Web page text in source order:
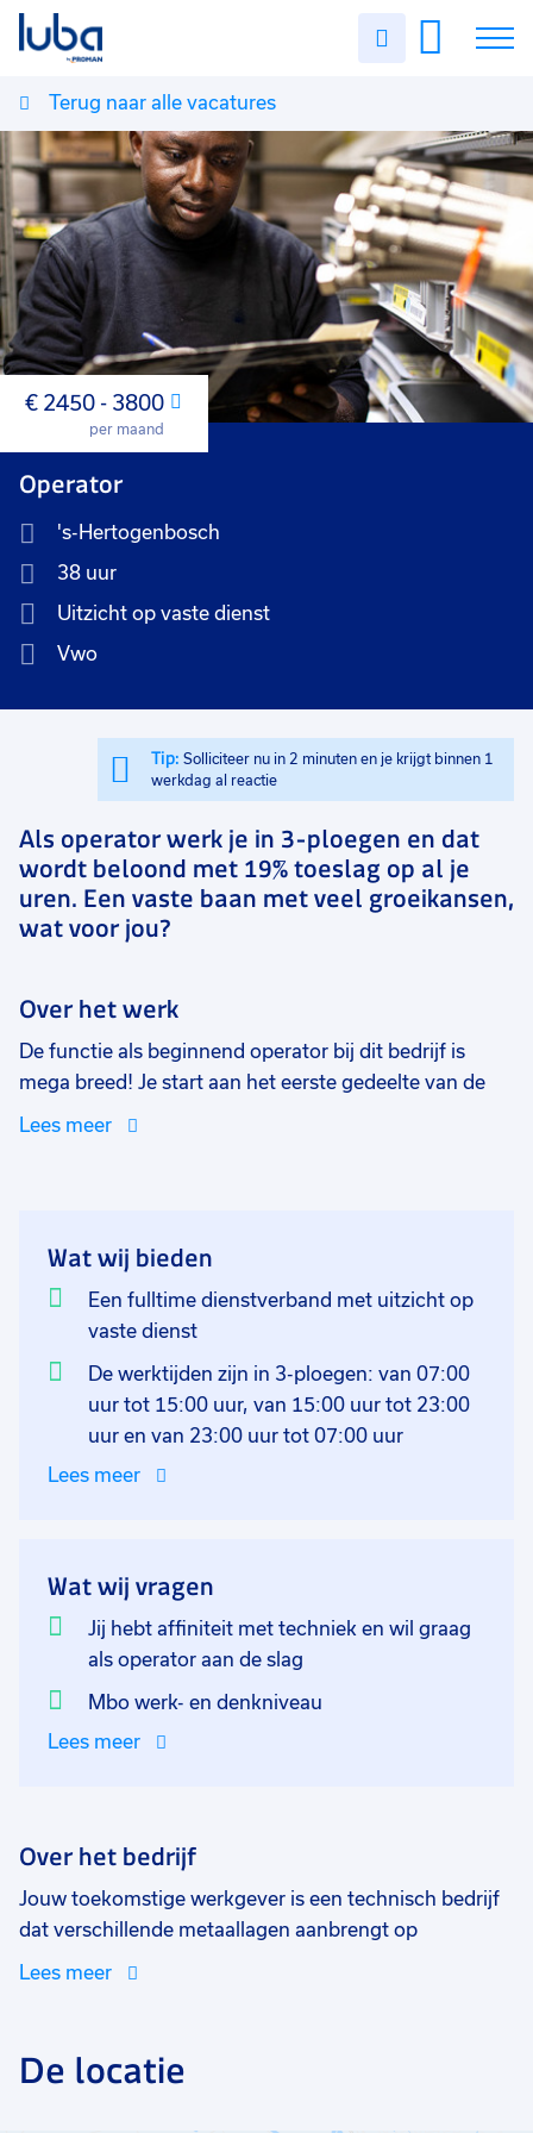
Uren
Vacatures
Over ons
Voor werkgevers
Contact
Terug naar alle vacatures
Maand
€ 2450 - 3800
per maand
Operator
's-Hertogenbosch
38 uur
Uitzicht op vaste dienst
Vwo
Tip: Solliciteer nu in 2 minuten en je krijgt binnen 1
werkdag al reactie
Als operator werk je in 3-ploegen en dat
wordt beloond met 19% toeslag op al je
uren. Een vaste baan met veel groeikansen,
wat voor jou?
Over het werk
De functie als beginnend operator bij dit bedrijf is
mega breed! Je start aan het eerste gedeelte van de
lijn, hoe verder je het proces induikt des te complexer
ontwikkelen! Jij signaleert de storingen en lost deze
direct zelf of met collega's samen op. Daarnaast voer
je kwaliteitscontroles uit en waar nodig voeg jij de
nodige chemische middelen toe. Naast deze
werkzaamheden ben jij bezig met de uitvoering van
chemische beoordelingen en rapporteer je afwijkingen
productiedoelstellingen. Tot slot zorg je voor het
Lees meer
Wat wij bieden
Een fulltime dienstverband met uitzicht op
vaste dienst
De werktijden zijn in 3-ploegen: van 07:00
uur tot 15:00 uur, van 15:00 uur tot 23:00
uur en van 23:00 uur tot 07:00 uur
Lees meer
Wat wij vragen
Jij hebt affiniteit met techniek en wil graag
als operator aan de slag
Mbo werk- en denkniveau
Lees meer
Over het bedrijf
Jouw toekomstige werkgever is een technisch bedrijf
dat verschillende metaallagen aanbrengt op
elektronische componenten. Hier wordt elke dag door
producten voor in onder andere elektronische
apparatuur. Denk hierbij aan de regensensor in die
Lees meer
De locatie